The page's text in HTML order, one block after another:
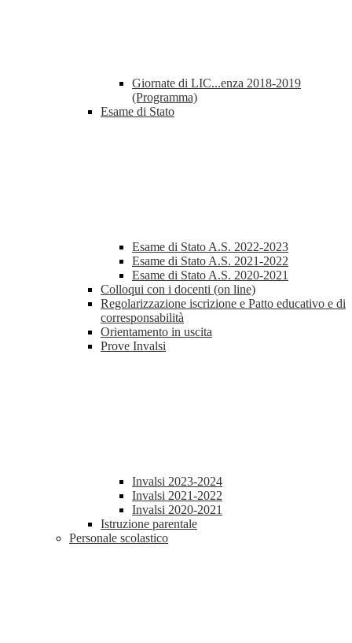
Giornate di LIC...enza 2018-2019
(Programma)
Esame di Stato
Esame di Stato A.S. 2022-2023
Esame di Stato A.S. 2021-2022
Esame di Stato A.S. 2020-2021
Colloqui con i docenti (on line)
Regolarizzazione iscrizione e Patto educativo e di
corresponsabilità
Orientamento in uscita
Prove Invalsi
Invalsi 2023-2024
Invalsi 2021-2022
Invalsi 2020-2021
Istruzione parentale
Personale scolastico